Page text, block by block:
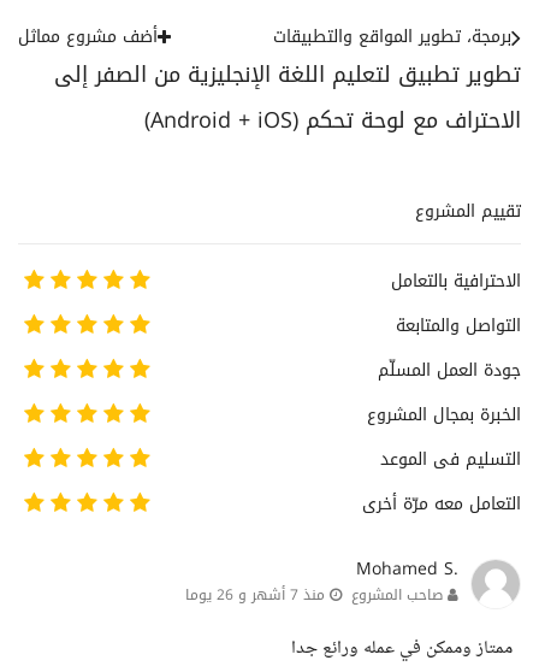
تطوير تطبيق لتعليم اللغة الإنجليزية من الصفر إلى
الاحتراف مع لوحة تحكم (Android + iOS)
برمجة، تطوير المواقع والتطبيقات أضف مشروع مماثل
تقييم المشروع
الاحترافية بالتعامل
التواصل والمتابعة
جودة العمل المسلّم
الخبرة بمجال المشروع
التسليم فى الموعد
التعامل معه مرّة أخرى
Mohamed S.
صاحب المشروع منذ 7 أشهر و 26 يوما
ممتاز وممكن في عمله ورائع جدا